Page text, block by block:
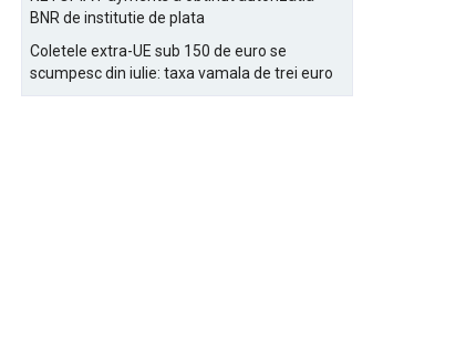
BNR de institutie de plata
Coletele extra-UE sub 150 de euro se
scumpesc din iulie: taxa vamala de trei euro
pe articol, adaugata la taxa logistica